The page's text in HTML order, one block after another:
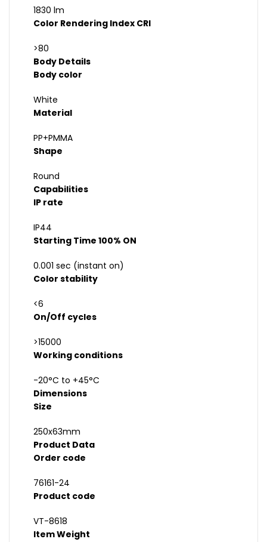
1830 lm
Color Rendering Index CRI
>80
Body Details
Body color
White
Material
PP+PMMA
Shape
Round
Capabilities
IP rate
IP44
Starting Time 100% ON
0.001 sec (instant on)
Color stability
<6
On/Off cycles
>15000
Working conditions
-20°C to +45°C
Dimensions
Size
250x63mm
Product Data
Order code
76161-24
Product code
VT-8618
Item Weight